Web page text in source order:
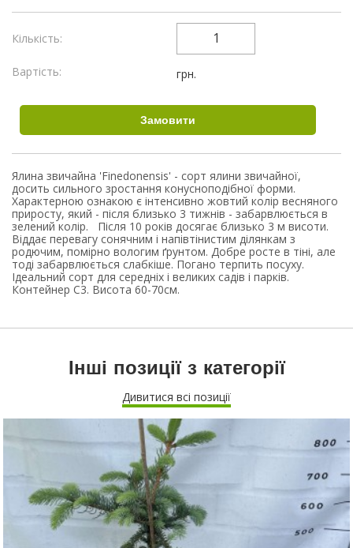
Кількість:
Вартість: грн.
Ялина звичайна 'Finedonensis' - сорт ялини звичайної,
досить сильного зростання конусноподібної форми.
Характерною ознакою є інтенсивно жовтий колір весняного
приросту, який - після близько 3 тижнів - забарвлюється в
зелений колір. Після 10 років досягає близько 3 м висоти.
Віддає перевагу сонячним і напівтінистим ділянкам з
родючим, помірно вологим ґрунтом. Добре росте в тіні, але
тоді забарвлюється слабкіше. Погано терпить посуху.
Ідеальний сорт для середніх і великих садів і парків.
Контейнер С3. Висота 60-70см.
Інші позиції з категорії
Дивитися всі позиції